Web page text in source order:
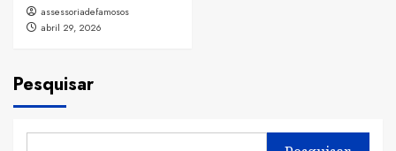
assessoriadefamosos
abril 29, 2026
Pesquisar